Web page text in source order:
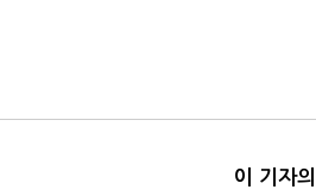
이 기자